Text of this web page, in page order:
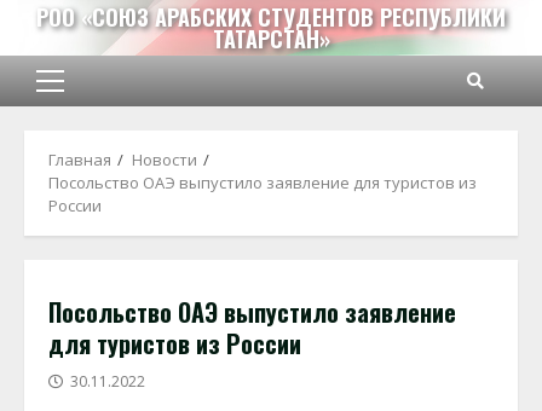
Перейти
содержимому
РОО «СОЮЗ АРАБСКИХ СТУДЕНТОВ РЕСПУБЛИКИ
ТАТАРСТАН»
Основное
Главная
Новости
​Посольство ОАЭ выпустило заявление для туристов из
России
​Посольство ОАЭ выпустило заявление
для туристов из России
30.11.2022